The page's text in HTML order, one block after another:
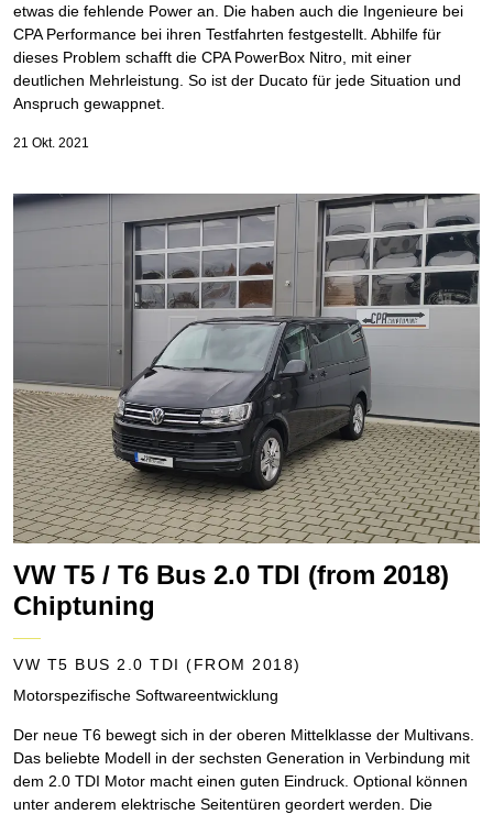
etwas die fehlende Power an. Die haben auch die Ingenieure bei
CPA Performance bei ihren Testfahrten festgestellt. Abhilfe für
dieses Problem schafft die CPA PowerBox Nitro, mit einer
deutlichen Mehrleistung. So ist der Ducato für jede Situation und
Anspruch gewappnet.
21 Okt. 2021
VW T5 / T6 Bus 2.0 TDI (from 2018)
Chiptuning
VW T5 BUS 2.0 TDI (FROM 2018)
Motorspezifische Softwareentwicklung
Der neue T6 bewegt sich in der oberen Mittelklasse der Multivans.
Das beliebte Modell in der sechsten Generation in Verbindung mit
dem 2.0 TDI Motor macht einen guten Eindruck. Optional können
unter anderem elektrische Seitentüren geordert werden. Die